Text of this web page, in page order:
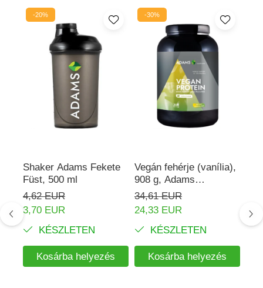
Termékenység
Vérszegénység
Ízületi problémák
Öregedésgátlás, szépség
-20%
Shaker Adams Fekete
Füst, 500 ml
4,62 EUR
3,70 EUR
KÉSZLETEN
Kosárba helyezés
-30%
Vegán fehérje (vanília),
908 g, Adams
Supplements
34,61 EUR
24,33 EUR
KÉSZLETEN
Kosárba helyezés